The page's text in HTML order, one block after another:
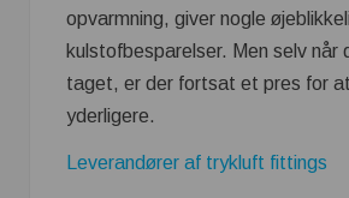
opvarmning, giver nogle
kulstofbesparelser. Men selv når
taget, er der fortsat et pres for
yderligere.
Leverandører af trykluft fittings